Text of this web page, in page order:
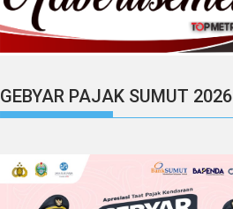
GEBYAR PAJAK SUMUT 2026